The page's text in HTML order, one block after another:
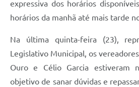
expressiva dos horários
horários da manhã até mais tarde
Na última quinta-feira (23),
Legislativo Municipal, os
Ouro e Célio Garcia estiveram
objetivo de sanar dúvidas e